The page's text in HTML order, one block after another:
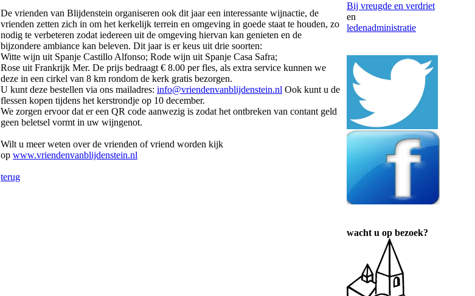
De vrienden van Blijdenstein organiseren ook dit jaar een interessante wijnactie, de
vrienden zetten zich in om het kerkelijk terrein en omgeving in goede staat te houden, zo
nodig te verbeteren zodat iedereen uit de omgeving hiervan kan genieten en de
bijzondere ambiance kan beleven. Dit jaar is er keus uit drie soorten:
Witte wijn uit Spanje Castillo Alfonso; Rode wijn uit Spanje Casa Safra;
Rose uit Frankrijk Mer. De prijs bedraagt € 8.00 per fles, als extra service kunnen we
deze in een cirkel van 8 km rondom de kerk gratis bezorgen.
U kunt deze bestellen via ons mailadres: info@vriendenvanblijdenstein.nl Ook kunt u de
flessen kopen tijdens het kerstrondje op 10 december.
We zorgen ervoor dat er een QR code aanwezig is zodat het ontbreken van contant geld
geen beletsel vormt in uw wijngenot.
Wilt u meer weten over de vrienden of vriend worden kijk
op www.vriendenvanblijdenstein.nl
terug
Bij vreugde en verdriet
en
ledenadministratie
wacht u op bezoek?